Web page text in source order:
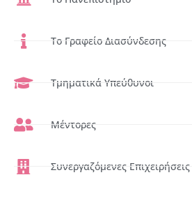
Το Γραφείο Διασύνδεσης
Τμηματικά Υπεύθυνοι
Μέντορες
Συνεργαζόμενες Επιχειρήσεις